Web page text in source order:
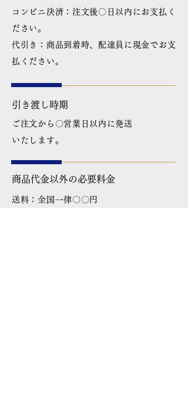
コンビニ決済：注文後〇日以内にお支払く
ださい。
代引き：商品到着時、配達員に現金でお支
払ください。
引き渡し時期
ご注文から〇営業日以内に発送
いたします。
商品代金以外の必要料金
送料：全国一律〇〇円